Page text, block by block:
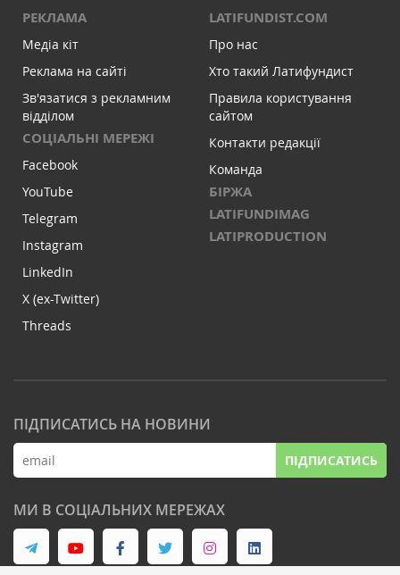
РЕКЛАМА
Медіа кіт
Реклама на сайті
Зв'язатися з рекламним
відділом
СОЦІАЛЬНІ МЕРЕЖІ
Facebook
YouTube
Telegram
Instagram
LinkedIn
X (ex-Twitter)
Threads
LATIFUNDIST.COM
Про нас
Хто такий Латифундист
Правила користування
сайтом
Контакти редакції
Команда
БІРЖА
LATIFUNDIMAG
LATIPRODUCTION
ПІДПИСАТИСЬ НА НОВИНИ
ПІДПИСАТИСЬ
МИ В СОЦІАЛЬНИХ МЕРЕЖАХ